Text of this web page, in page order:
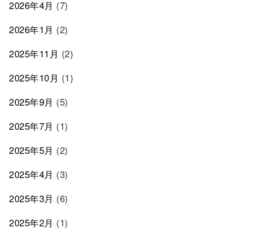
2026年4月 (7)
2026年1月 (2)
2025年11月 (2)
2025年10月 (1)
2025年9月 (5)
2025年7月 (1)
2025年5月 (2)
2025年4月 (3)
2025年3月 (6)
2025年2月 (1)